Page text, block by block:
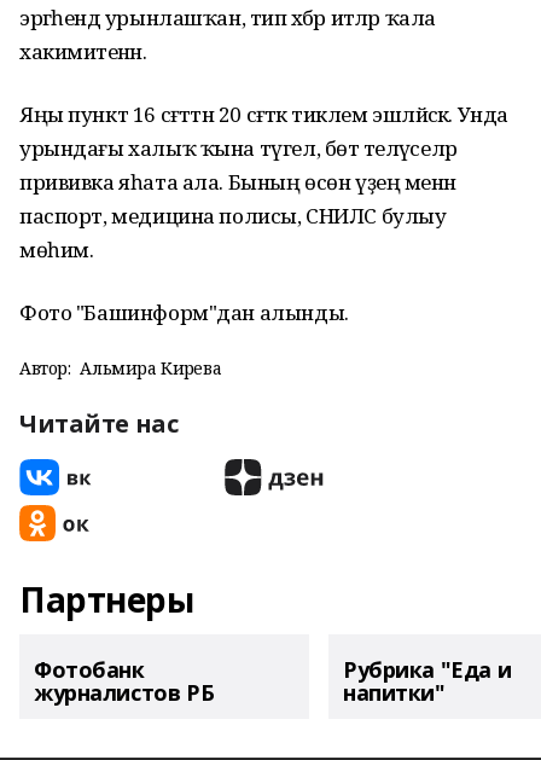
эргәһендә урынлашҡан, тип хәбәр итәләр ҡала
хакимиәтенән.
Яңы пункт 16 сәғәттән 20 сәғәткә тиклем эшләйәсәк. Унда
урындағы халыҡ ҡына түгел, бөтә теләүселәр
прививка яһата ала. Бының өсөн үҙең менән
паспорт, медицина полисы, СНИЛС булыу
мөһим.
Фото "Башинформ"дан алынды.
Автор: Альмира Кирәева
Читайте нас
Партнеры
Фотобанк
журналистов РБ
Рубрика "Еда и
напитки"